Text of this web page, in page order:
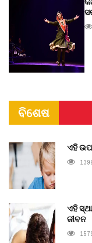
ବିଶେଷ
ଏହି
ଏହି
ଜୀବନ